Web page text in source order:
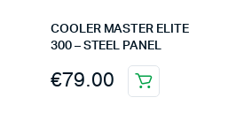
COOLER MASTER ELITE
300 – STEEL PANEL
€79.00